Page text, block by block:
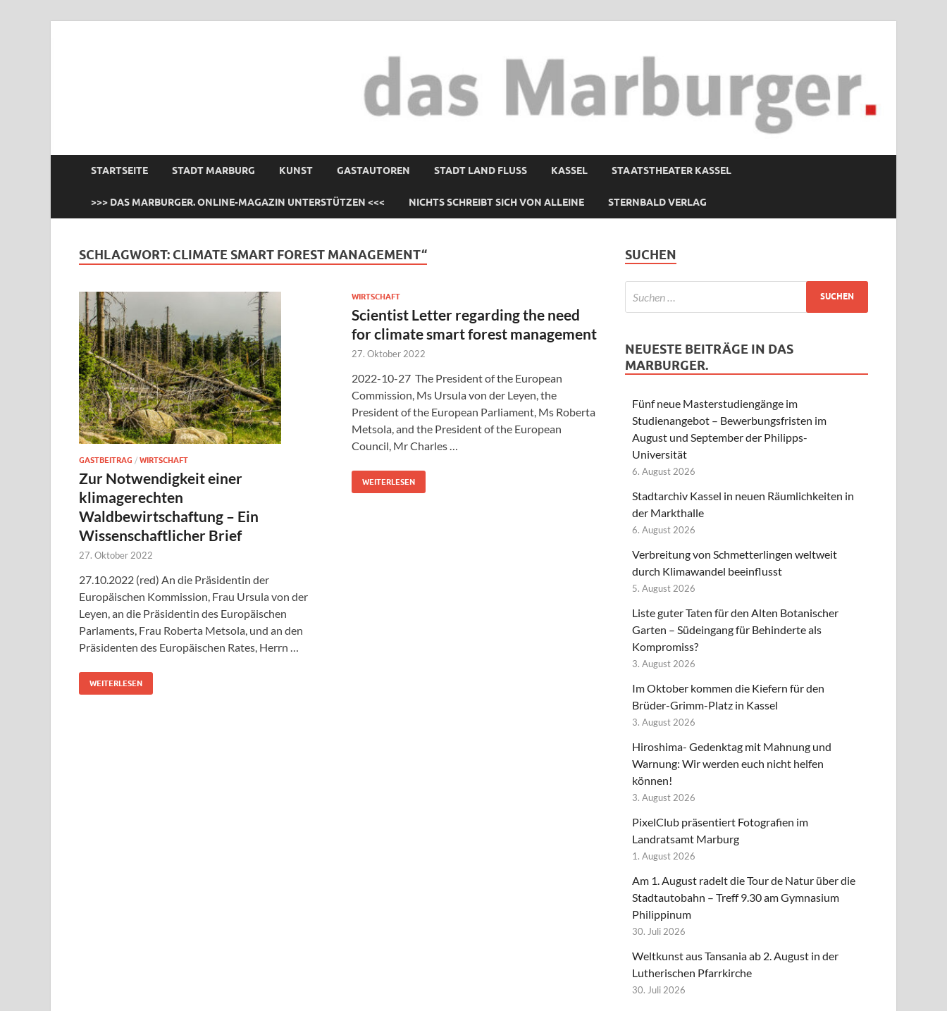
STARTSEITE STADT MARBURG KUNST GASTAUTOREN STADT LAND FLUSS KASSEL STAATSTHEATER KASSEL
>>> DAS MARBURGER. ONLINE-MAGAZIN UNTERSTÜTZEN <<< NICHTS SCHREIBT SICH VON ALLEINE STERNBALD VERLAG
SCHLAGWORT: CLIMATE SMART FOREST MANAGEMENT“
GASTBEITRAG / WIRTSCHAFT
Zur Notwendigkeit einer
klimagerechten
Waldbewirtschaftung – Ein
Wissenschaftlicher Brief
27. Oktober 2022
27.10.2022 (red) An die Präsidentin der
Europäischen Kommission, Frau Ursula von der
Leyen, an die Präsidentin des Europäischen
Parlaments, Frau Roberta Metsola, und an den
Präsidenten des Europäischen Rates, Herrn …
WEITERLESEN
WIRTSCHAFT
Scientist Letter regarding the need
for climate smart forest management
27. Oktober 2022
2022-10-27 The President of the European
Commission, Ms Ursula von der Leyen, the
President of the European Parliament, Ms Roberta
Metsola, and the President of the European
Council, Mr Charles …
WEITERLESEN
SUCHEN
NEUESTE BEITRÄGE IN DAS
MARBURGER.
Fünf neue Masterstudiengänge im
Studienangebot – Bewerbungsfristen im
August und September der Philipps-
Universität
6. August 2026
Stadtarchiv Kassel in neuen Räumlichkeiten in
der Markthalle
6. August 2026
Verbreitung von Schmetterlingen weltweit
durch Klimawandel beeinflusst
5. August 2026
Liste guter Taten für den Alten Botanischer
Garten – Südeingang für Behinderte als
Kompromiss?
3. August 2026
Im Oktober kommen die Kiefern für den
Brüder-Grimm-Platz in Kassel
3. August 2026
Hiroshima- Gedenktag mit Mahnung und
Warnung: Wir werden euch nicht helfen
können!
3. August 2026
PixelClub präsentiert Fotografien im
Landratsamt Marburg
1. August 2026
Am 1. August radelt die Tour de Natur über die
Stadtautobahn – Treff 9.30 am Gymnasium
Philippinum
30. Juli 2026
Weltkunst aus Tansania ab 2. August in der
Lutherischen Pfarrkirche
30. Juli 2026